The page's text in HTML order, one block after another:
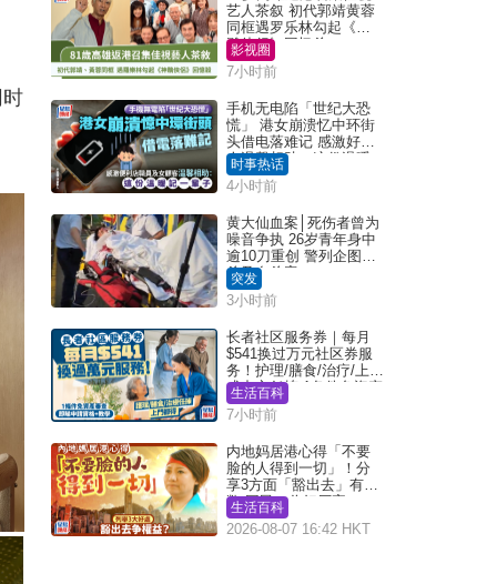
艺人茶叙 初代郭靖黄蓉
同框遇罗乐林勾起《神
雕侠侣》回忆杀
影视圈
7小时前
手机无电陷「世纪大恐
慌」 港女崩溃忆中环街
头借电落难记 感激好心
人温馨相助：这份温暖
记一辈子｜Juicy叮
时事热话
4小时前
黄大仙血案│死伤者曾为
噪音争执 26岁青年身中
逾10刀重创 警列企图谋
杀及自杀案
突发
3小时前
长者社区服务券｜每月
$541换过万元社区券服
务！护理/膳食/治疗/上门
或中心任拣 1条件免资产
审查（附申请资格及教
学）
生活百科
7小时前
内地妈居港心得「不要
脸的人得到一切」！分
享3方面「豁出去」有著
数 网民：你好厉害
生活百科
2026-08-07 16:42 HKT